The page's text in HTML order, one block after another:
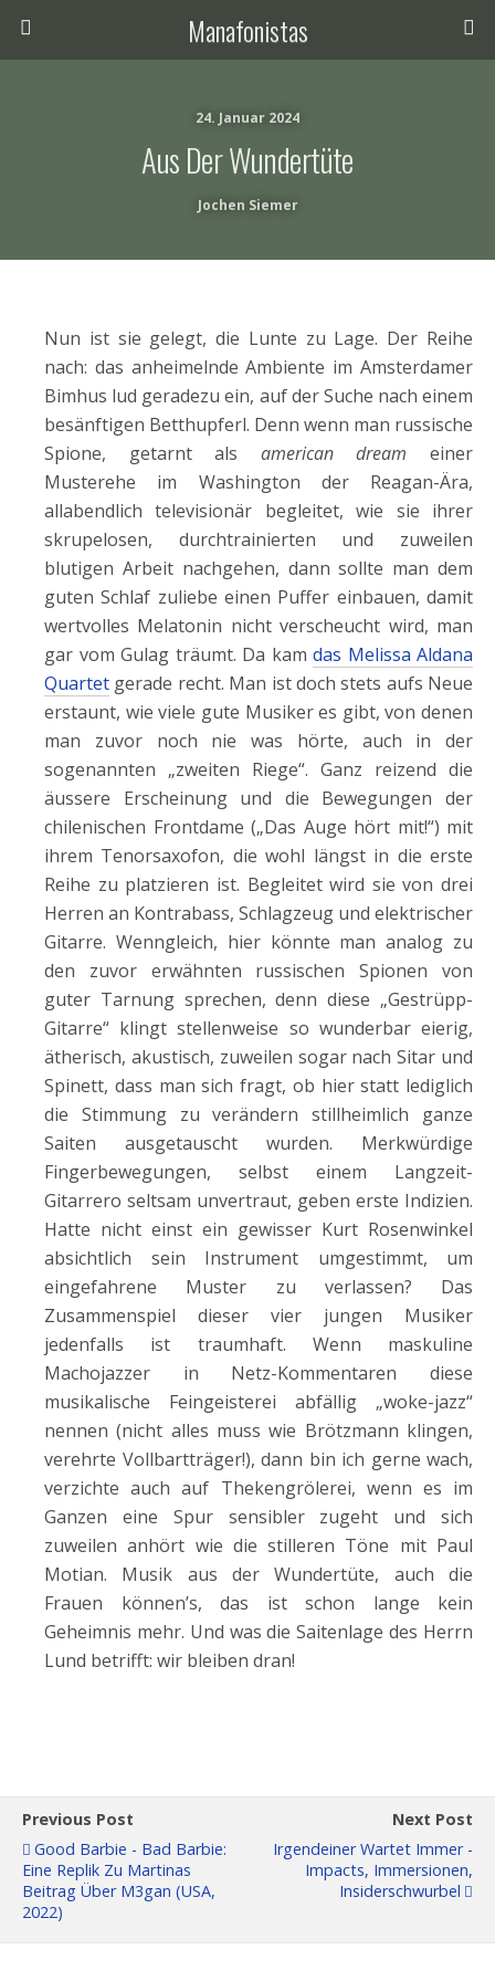
Manafonistas
24. Januar 2024
Aus Der Wundertüte
Jochen Siemer
Nun ist sie gelegt, die Lunte zu Lage. Der Reihe
nach: das anheimelnde Ambiente im Amsterdamer
Bimhus lud geradezu ein, auf der Suche nach einem
besänftigen Betthupferl. Denn wenn man russische
Spione, getarnt als american dream einer
Musterehe im Washington der Reagan-Ära,
allabendlich televisionär begleitet, wie sie ihrer
skrupelosen, durchtrainierten und zuweilen
blutigen Arbeit nachgehen, dann sollte man dem
guten Schlaf zuliebe einen Puffer einbauen, damit
wertvolles Melatonin nicht verscheucht wird, man
gar vom Gulag träumt. Da kam das Melissa Aldana
Quartet gerade recht. Man ist doch stets aufs Neue
erstaunt, wie viele gute Musiker es gibt, von denen
man zuvor noch nie was hörte, auch in der
sogenannten „zweiten Riege“. Ganz reizend die
äussere Erscheinung und die Bewegungen der
chilenischen Frontdame („Das Auge hört mit!“) mit
ihrem Tenorsaxofon, die wohl längst in die erste
Reihe zu platzieren ist. Begleitet wird sie von drei
Herren an Kontrabass, Schlagzeug und elektrischer
Gitarre. Wenngleich, hier könnte man analog zu
den zuvor erwähnten russischen Spionen von
guter Tarnung sprechen, denn diese „Gestrüpp-
Gitarre“ klingt stellenweise so wunderbar eierig,
ätherisch, akustisch, zuweilen sogar nach Sitar und
Spinett, dass man sich fragt, ob hier statt lediglich
die Stimmung zu verändern stillheimlich ganze
Saiten ausgetauscht wurden. Merkwürdige
Fingerbewegungen, selbst einem Langzeit-
Gitarrero seltsam unvertraut, geben erste Indizien.
Hatte nicht einst ein gewisser Kurt Rosenwinkel
absichtlich sein Instrument umgestimmt, um
eingefahrene Muster zu verlassen? Das
Zusammenspiel dieser vier jungen Musiker
jedenfalls ist traumhaft. Wenn maskuline
Machojazzer in Netz-Kommentaren diese
musikalische Feingeisterei abfällig „woke-jazz“
nennen (nicht alles muss wie Brötzmann klingen,
verehrte Vollbartträger!), dann bin ich gerne wach,
verzichte auch auf Thekengrölerei, wenn es im
Ganzen eine Spur sensibler zugeht und sich
zuweilen anhört wie die stilleren Töne mit Paul
Motian. Musik aus der Wundertüte, auch die
Frauen können’s, das ist schon lange kein
Geheimnis mehr. Und was die Saitenlage des Herrn
Lund betrifft: wir bleiben dran!
Previous Post
Good Barbie - Bad Barbie:
Eine Replik Zu Martinas
Beitrag Über M3gan (USA,
2022)
Next Post
Irgendeiner Wartet Immer -
Impacts, Immersionen,
Insiderschwurbel